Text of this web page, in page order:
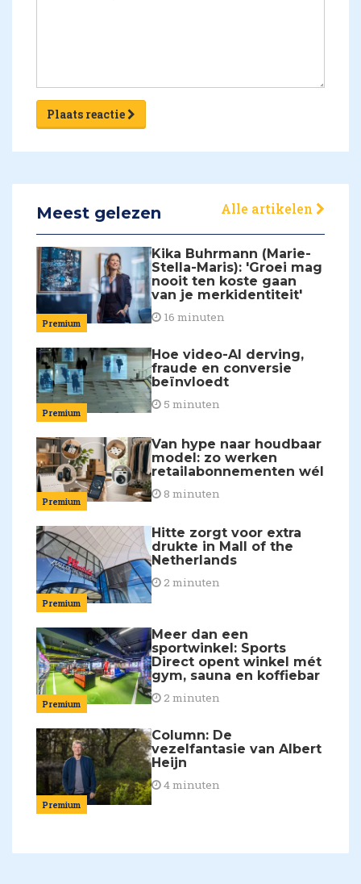
Plaats reactie
Meest gelezen Alle artikelen
Premium
Kika Buhrmann (Marie-
Stella-Maris): 'Groei mag
nooit ten koste gaan
van je merkidentiteit'
16 minuten
Premium
Hoe video-AI derving,
fraude en conversie
beïnvloedt
5 minuten
Premium
Van hype naar houdbaar
model: zo werken
retailabonnementen wél
8 minuten
Premium
Hitte zorgt voor extra
drukte in Mall of the
Netherlands
2 minuten
Premium
Meer dan een
sportwinkel: Sports
Direct opent winkel mét
gym, sauna en koffiebar
2 minuten
Premium
Column: De
vezelfantasie van Albert
Heijn
4 minuten